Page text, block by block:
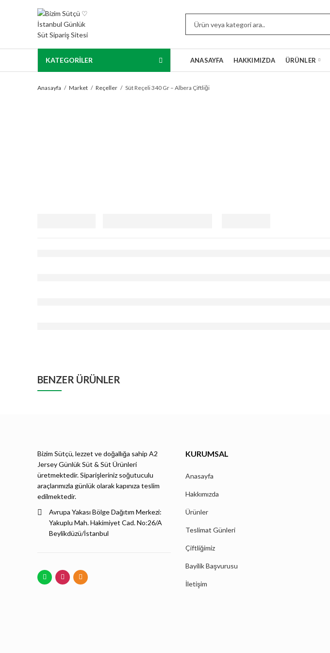
KATEGORİLER ANASAYFA HAKKIMIZDA ÜRÜNLER
Anasayfa Market Reçeller Süt Reçeli 340 Gr – Albera Çiftliği
BENZER ÜRÜNLER
Bizim Sütçü, lezzet ve doğallığa sahip A2
Jersey Günlük Süt & Süt Ürünleri
üretmektedir. Siparişleriniz soğutuculu
araçlarımızla günlük olarak kapınıza teslim
edilmektedir.
Avrupa Yakası Bölge Dağıtım Merkezi:
Yakuplu Mah. Hakimiyet Cad. No:26/A
Beylikdüzü/İstanbul
KURUMSAL
Anasayfa
Hakkımızda
Ürünler
Teslimat Günleri
Çiftliğimiz
Bayilik Başvurusu
İletişim